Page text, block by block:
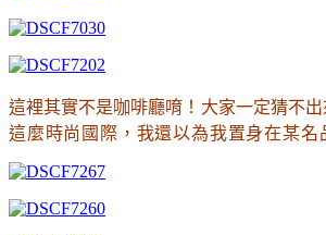
這裡其實不是咖啡廳唷 ！ 大家一定猜不
這麼時尚國際 ，我還以為我置身在某